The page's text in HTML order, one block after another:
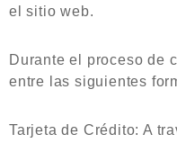
el sitio web.
Durante el proceso de
entre las siguientes
Tarjeta de Crédito: A